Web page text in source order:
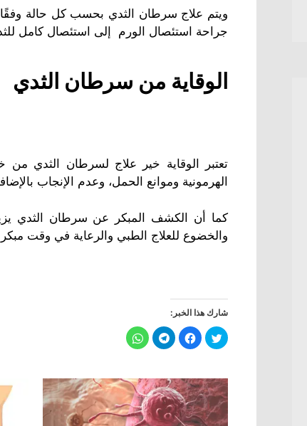
ويتم علاج سرطان الثدي بحسب كل حالة وفقًا
جراحة استئصال الورم إلى استئصال كامل
الوقاية من سرطان الثدي
تعتبر الوقاية خير علاج لسرطان الثدي من
الهرمونية وموانع الحمل، وعدم الإنجاب
كما أن الكشف المبكر عن سرطان الثدي
والخضوع للعلاج الطبي والرعاية في وقت
شارك هذا الخبر:
ض
ل
م
ش
ا
ر
ك
ن
ل
م
ش
ا
ر
ك
ن
ل
م
ش
ا
ر
ك
ن
ل
م
ش
ا
ر
ك